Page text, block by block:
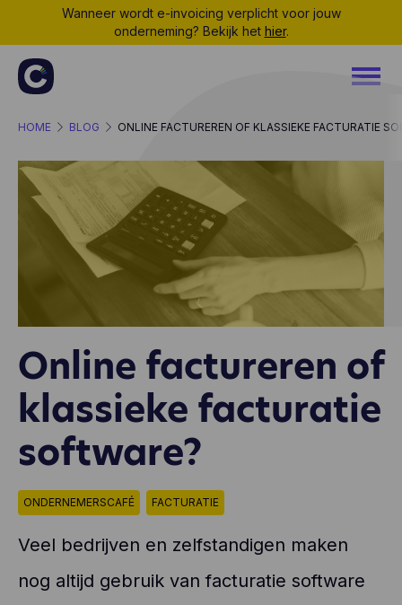
Wanneer wordt e-invoicing verplicht voor jouw
onderneming? Bekijk het hier.
HOME BLOG ONLINE FACTUREREN OF KLASSIEKE FACTURATIE
Online factureren of
klassieke facturatie
software?
ONDERNEMERSCAFÉ FACTURATIE
Veel bedrijven en zelfstandigen maken
nog altijd gebruik van facturatie software